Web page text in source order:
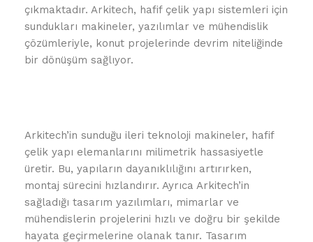
çıkmaktadır. Arkitech, hafif çelik yapı sistemleri için
sundukları makineler, yazılımlar ve mühendislik
çözümleriyle, konut projelerinde devrim niteliğinde
bir dönüşüm sağlıyor.
Arkitech’in sunduğu ileri teknoloji makineler, hafif
çelik yapı elemanlarını milimetrik hassasiyetle
üretir. Bu, yapıların dayanıklılığını artırırken,
montaj sürecini hızlandırır. Ayrıca Arkitech’in
sağladığı tasarım yazılımları, mimarlar ve
mühendislerin projelerini hızlı ve doğru bir şekilde
hayata geçirmelerine olanak tanır. Tasarım